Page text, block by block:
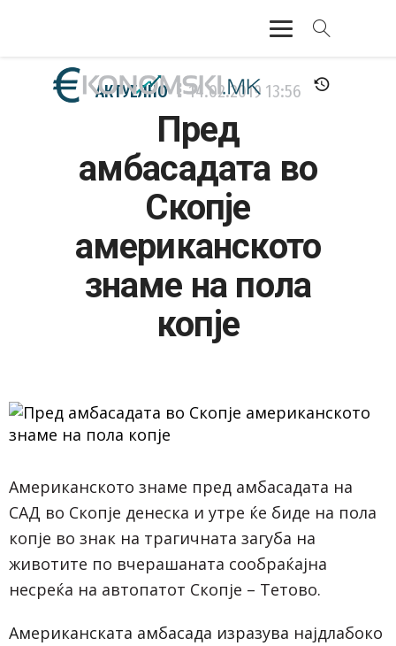
АКТУЕЛНО
ФИНАНСИИ
БАНКАРСТВО
ЖИВОТ
АКТУЕЛНО 14.02.2019 13:56
Пред
амбасадата во
Скопје
американското
знаме на пола
копје
Американското знаме пред амбасадата на
САД во Скопје денеска и утре ќе биде на пола
копје во знак на трагичната загуба на
животите по вчерашаната сообраќајна
несреќа на автопатот Скопје – Тетово.
Американската амбасада изразува најдлабоко